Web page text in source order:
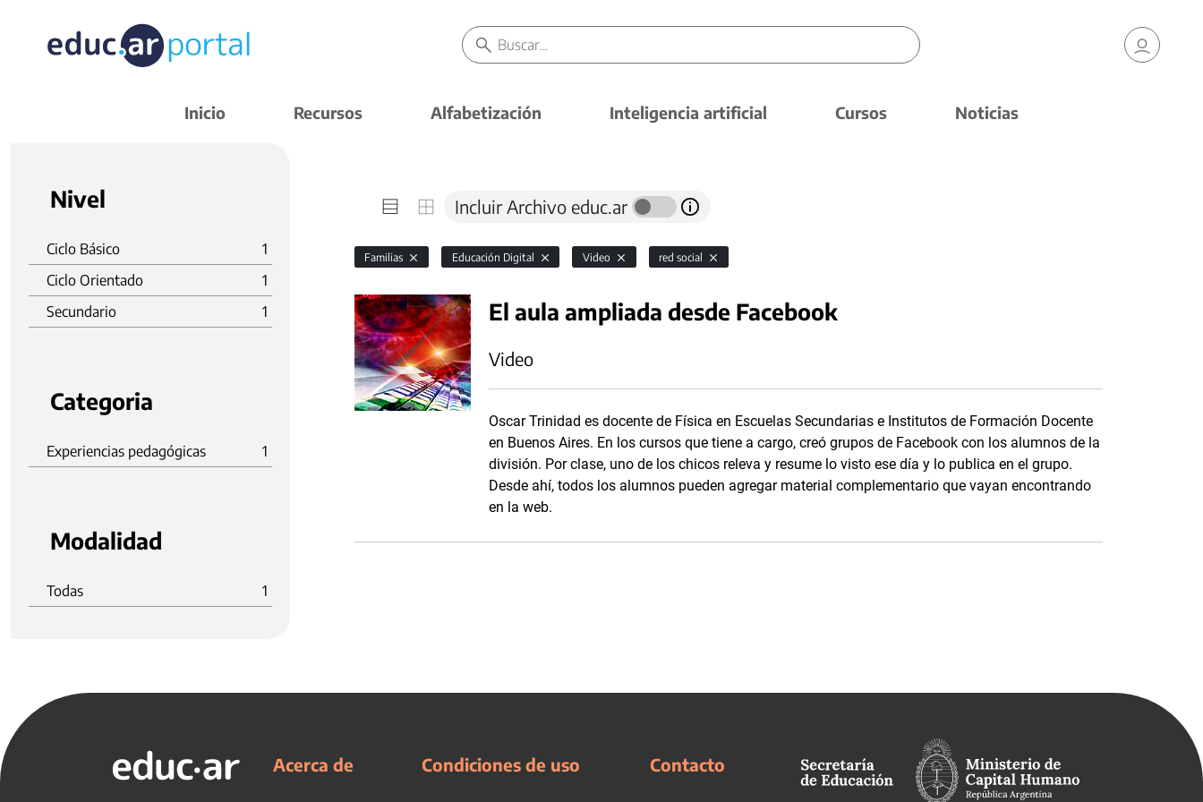
Inicio Recursos Alfabetización Inteligencia artificial Cursos Noticias
Nivel
Ciclo Básico
1
Ciclo Orientado
1
Secundario
1
Categoria
Experiencias pedagógicas 1
Modalidad
Todas 1
Incluir Archivo educ.ar
Familias Educación Digital Video red social
El aula ampliada desde Facebook
Video
Oscar Trinidad es docente de Física en Escuelas Secundarias e Institutos de Formación Docente
en Buenos Aires. En los cursos que tiene a cargo, creó grupos de Facebook con los alumnos de la
división. Por clase, uno de los chicos releva y resume lo visto ese día y lo publica en el grupo.
Desde ahí, todos los alumnos pueden agregar material complementario que vayan encontrando
en la web.
Acerca de Condiciones de uso Contacto